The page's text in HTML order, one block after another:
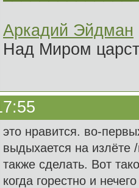
Аркадий Эйдман
Над Миром
это нравится. во-
выдыхается на
также сделать. Вот
когда горестно и